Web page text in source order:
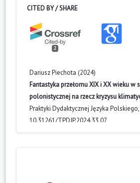
CITED BY / SHARE
2
Dariusz Piechota (2024)
Fantastyka przełomu XIX i XX wieku w
polonistycznej na rzecz kryzysu
Praktyki Dydaktycznej Języka Polskiego,
10.31261/TPDJP.2024.33.07